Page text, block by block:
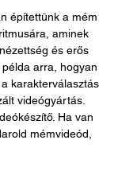
építettünk a mém
aminek
és erős
arra, hogyan
karakterválasztás
videógyártás.
Ha van
mémvideód,